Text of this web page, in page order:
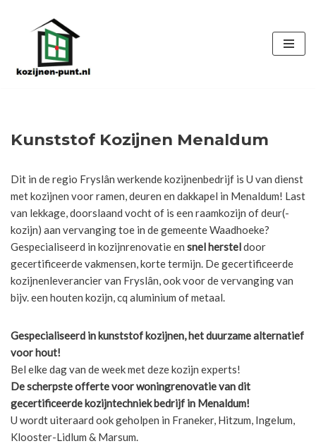
de
Kunststof Kozijnen Menaldum
Dit in de regio Fryslân werkende kozijnenbedrijf is U van dienst
met kozijnen voor ramen, deuren en dakkapel in Menaldum! Last
van lekkage, doorslaand vocht of is een raamkozijn of deur(-
kozijn) aan vervanging toe in de gemeente Waadhoeke?
Gespecialiseerd in kozijnrenovatie en snel hersteldoor
gecertificeerde vakmensen, korte termijn. De gecertificeerde
kozijnenleverancier van Fryslân, ook voor de vervanging van
bijv. een houten kozijn, cq aluminium of metaal.
Gespecialiseerd in kunststof kozijnen, het duurzame alternatief
voor hout!
Bel elke dag van de week met deze kozijn experts!
De scherpsteofferte voor woningrenovatie van dit
gecertificeerde kozijntechniek bedrijf in Menaldum!
U wordt uiteraard ook geholpen in Franeker, Hitzum, Ingelum,
Klooster-Lidlum & Marsum.